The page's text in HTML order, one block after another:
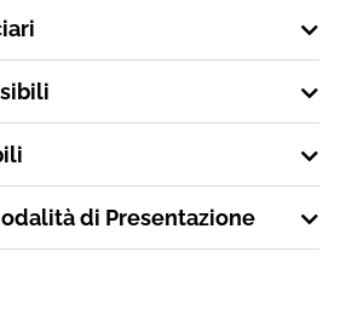
di Presentazione